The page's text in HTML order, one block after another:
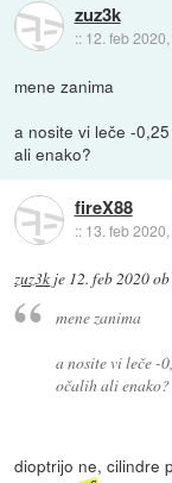
zuz3k
:: 12. feb
mene zanima
a nosite vi leče -
ali enako?
fireX88
:: 13. feb
zuz3k je 12. feb 2020
mene zanima
a nosite vi leče -
očalih ali enako?
dioptrijo ne, cilindre